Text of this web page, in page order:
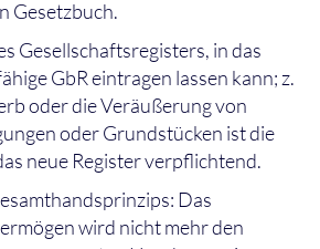
Gesetzbuch.
Gesellschaftsregisters, in das
GbR eintragen lassen kann; z.
oder die Veräußerung von
oder Grundstücken ist die
neue Register verpflichtend.
Das
wird nicht mehr den